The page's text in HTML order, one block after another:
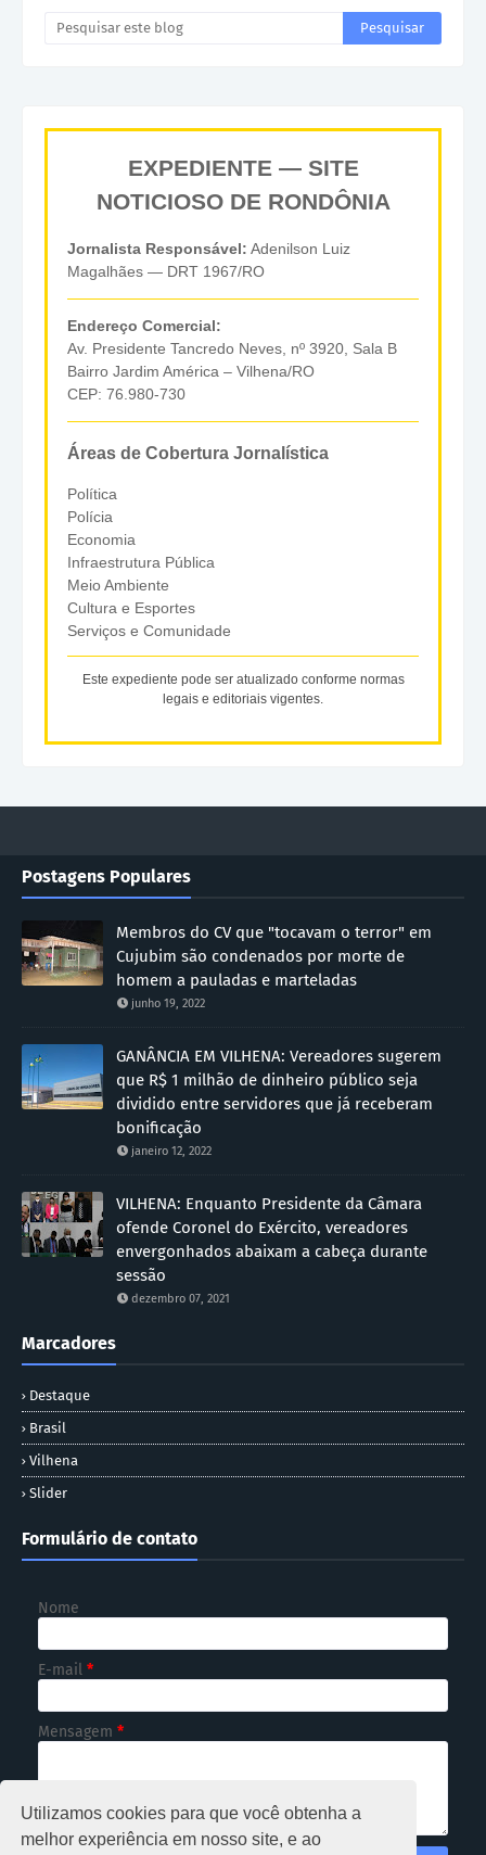
Utilizamos cookies para que você obtenha a
melhor experiência em nosso site, e ao
EXPEDIENTE — SITE
NOTICIOSO DE RONDÔNIA
Jornalista Responsável: Adenilson Luiz
Magalhães — DRT 1967/RO
Endereço Comercial:
Av. Presidente Tancredo Neves, nº 3920, Sala B
Bairro Jardim América – Vilhena/RO
CEP: 76.980-730
Áreas de Cobertura Jornalística
Política
Polícia
Economia
Infraestrutura Pública
Meio Ambiente
Cultura e Esportes
Serviços e Comunidade
Este expediente pode ser atualizado conforme normas
legais e editoriais vigentes.
Postagens Populares
Membros do CV que "tocavam o terror" em
Cujubim são condenados por morte de
homem a pauladas e marteladas
junho 19, 2022
GANÂNCIA EM VILHENA: Vereadores sugerem
que R$ 1 milhão de dinheiro público seja
dividido entre servidores que já receberam
bonificação
janeiro 12, 2022
VILHENA: Enquanto Presidente da Câmara
ofende Coronel do Exército, vereadores
envergonhados abaixam a cabeça durante
sessão
dezembro 07, 2021
Marcadores
Destaque
Brasil
Vilhena
Slider
Formulário de contato
Nome
E-mail *
Mensagem *